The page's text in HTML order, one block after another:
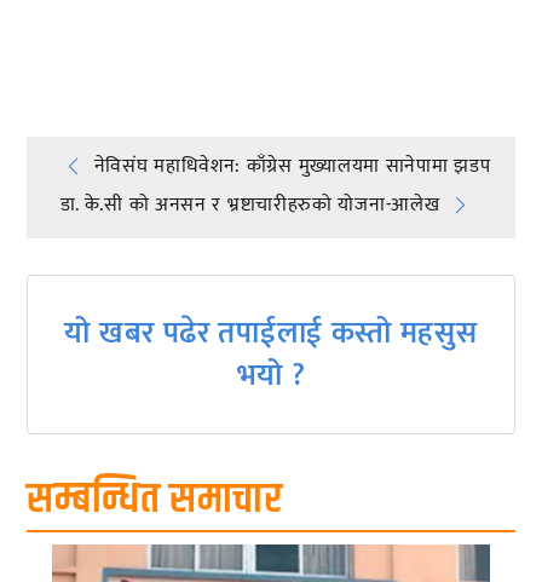
Post
navigation
नेविस‌ंघ महाधिवेशन: काँग्रेस मुख्यालयमा सानेपामा झडप
डा. के.सी को अनसन र भ्रष्टाचारीहरुको योजना-आलेख
यो खबर पढेर तपाईलाई कस्तो महसुस
भयो ?
सम्बन्धित समाचार